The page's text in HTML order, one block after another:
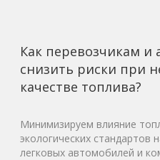
Как перевозчикам и
снизить риски при
качестве топлива?
Минимизируем влияние
экологических
легковых автомобилей и